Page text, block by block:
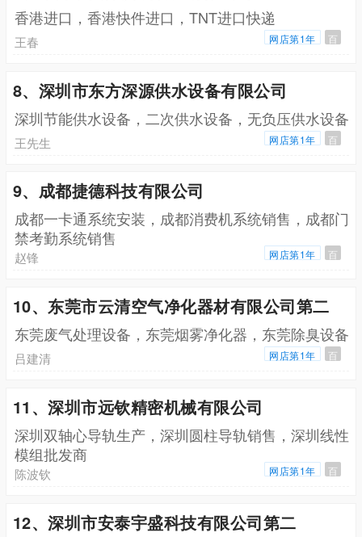
香港进口，香港快件进口，TNT进口快递
王春 网店第1年 百
8、深圳市东方深源供水设备有限公司
深圳节能供水设备，二次供水设备，无负压供水设备
王先生 网店第1年 百
9、成都捷德科技有限公司
成都一卡通系统安装，成都消费机系统销售，成都门
禁考勤系统销售
赵锋 网店第1年 百
10、东莞市云清空气净化器材有限公司第二
东莞废气处理设备，东莞烟雾净化器，东莞除臭设备
吕建清 网店第1年 百
11、深圳市远钦精密机械有限公司
深圳双轴心导轨生产，深圳圆柱导轨销售，深圳线性
模组批发商
陈波钦 网店第1年 百
12、深圳市安泰宇盛科技有限公司第二